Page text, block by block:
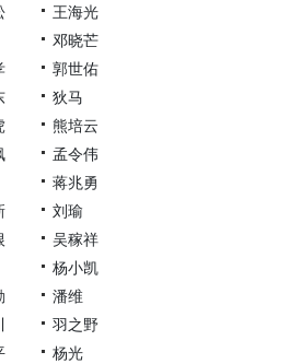
王海光
邓晓芒
郭世佑
狄马
熊培云
孟令伟
蒋兆勇
刘瑜
吴稼祥
杨小凯
潘维
羽之野
杨光